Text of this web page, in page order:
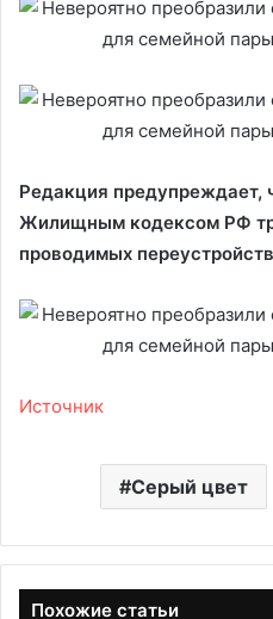
Редакция предупреждает,
Жилищным кодексом РФ
проводимых
Источник
Серый цвет
Похожие статьи